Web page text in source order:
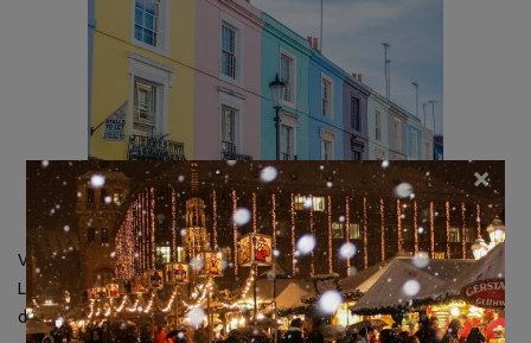
Vous prévoyez de visiter plusieurs attractions touristiques à
Londres ? Achetez leLondon Explorer Passen ligne et bénéficiez
de nombreux avantages !
×